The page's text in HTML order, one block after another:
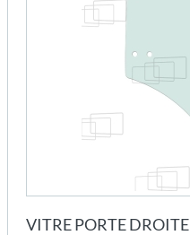
VITRE PORTE DROITE